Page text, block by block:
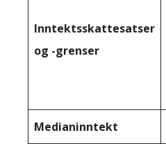
Inntektsskattesatser
og -grenser
Medianinntekt